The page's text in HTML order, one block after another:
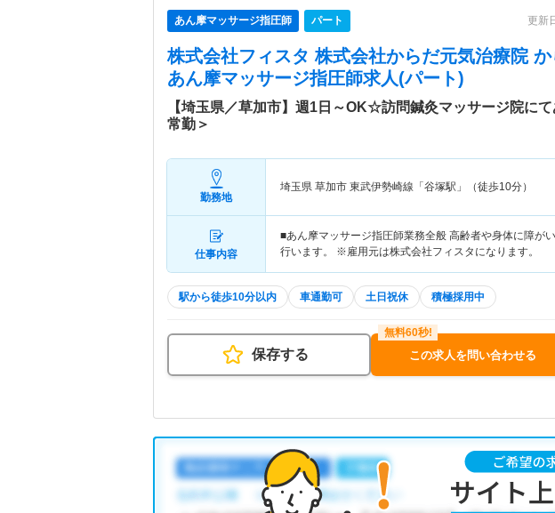
あん摩マッサージ指圧師 パート 更新
株式会社フィスタ 株式会社からだ元気治療院
あん摩マッサージ指圧師求人(パート)
【埼玉県／草加市】週1日～OK☆訪問鍼灸マッサージ院に
常勤＞
勤務地
埼玉県 草加市 東武伊勢崎線「谷塚駅」（徒歩10分）
仕事内容
■あん摩マッサージ指圧師業務全般 高齢者や身体に障が
行います。 ※雇用元は株式会社フィスタになります。
駅から徒歩10分以内 車通勤可 土日祝休 積極採用中
保存する この求人を問い合わせる